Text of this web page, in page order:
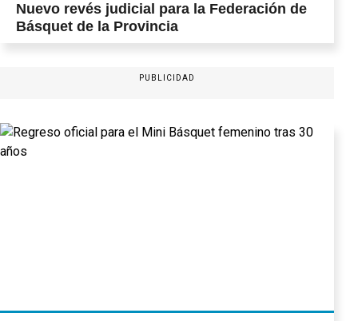
Nuevo revés judicial para la Federación de
Básquet de la Provincia
PUBLICIDAD